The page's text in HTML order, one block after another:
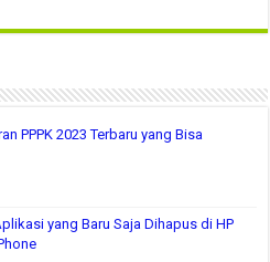
PPPK 2023 Terbaru yang Bisa
yang Baru Saja Dihapus di HP